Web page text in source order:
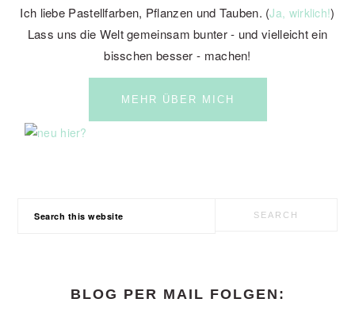
Ich liebe Pastellfarben, Pflanzen und Tauben. (Ja, wirklich!)
Lass uns die Welt gemeinsam bunter - und vielleicht ein
bisschen besser - machen!
MEHR ÜBER MICH
BLOG PER MAIL FOLGEN: